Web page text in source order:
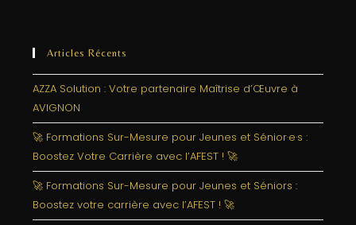
Articles Récents
AZZA Solution : Votre partenaire Maîtrise d’Œuvre à
AVIGNON
🚀 Formations Sur-Mesure pour Jeunes et Sénior·e·s :
Boostez Votre Carrière avec l’AFEST ! 🚀
🚀 Formations Sur-Mesure pour Jeunes et Séniors :
Boostez votre carrière avec l’AFEST ! 🚀